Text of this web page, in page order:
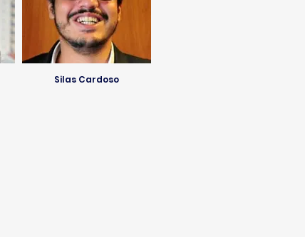
Silas Cardoso